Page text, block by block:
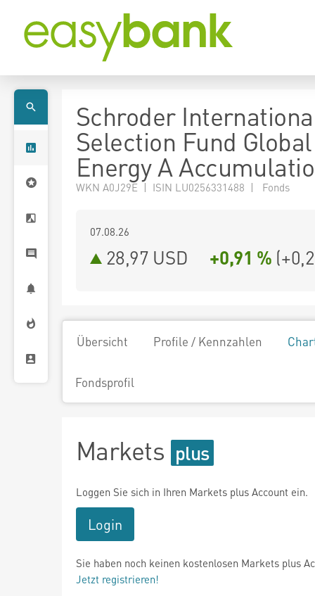
Schroder
Selection Fund Global
Energy A
WKN A0J29E | ISIN LU0256331488 | Fonds
07.08.26
28,97 USD +0,91 % (
Übersicht Profile / Kennzahlen
Fondsprofil
Markets
Loggen Sie sich in Ihren Markets plus Account ein.
Login
Sie haben noch keinen kostenlosen Markets plus
Jetzt registrieren!